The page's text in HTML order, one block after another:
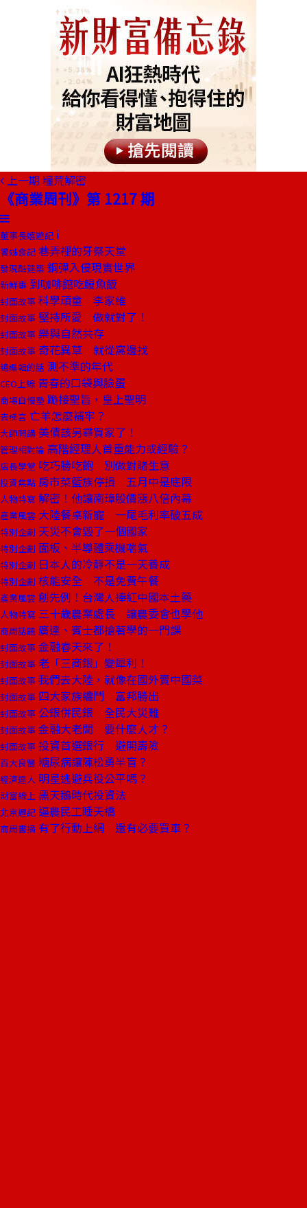
上一期 糧荒解密
《商業周刊》第 1217 期
董事長嬉遊記 i
饕姊食記 巷弄裡的牙祭天堂
發現酷建築 鋼彈入侵現實世界
新鮮事 到咖啡館吃鰻魚飯
封面故事 科學頑童 李家維
封面故事 堅持所愛 做就對了！
封面故事 樂與自然共存
封面故事 奇花異草 就從窩邊找
總編輯的話 測不準的年代
CEO上線 青春的口袋與臉蛋
商場自慢塾 跪接聖旨，皇上聖明
去梯言 亡羊怎麼補牢？
大師開講 美債該另尋買家了！
管理相對論 高階經理人首重能力或經驗？
店長學堂 吃巧勝吃飽 別做對賭生意
投資焦點 房市菜籃族停損 五月中是底限
人物特寫 解密！他讓南璋股價漲八倍內幕
產業風雲 大陸餐桌新寵 一尾毛利率破五成
特別企劃 天災不會毀了一個國家
特別企劃 面板、半導體乘機喘氣
特別企劃 日本人的冷靜不是一天養成
特別企劃 核能安全 不是免費午餐
產業風雲 創先例！台灣人捧紅中國本土藥
人物特寫 三十歲農業處長 讓農委會也學他
商周話題 廣達、賓士都搶著學的一門課
封面故事 金融春天來了！
封面故事 老「三商銀」變犀利！
封面故事 我們去大陸，就像在國外賣中國菜
封面故事 四大家族纏鬥 富邦勝出
封面故事 公銀併民銀 全民大災難
封面故事 金融大老闆 要什麼人才？
封面故事 投資首選銀行 避開壽險
百大良醫 糖尿病讓陳松勇半盲？
經濟達人 明星逃避兵役公平嗎？
財富線上 黑天鵝時代投資法
北京週記 逼農民工睡天橋
商周書摘 有了行動上網 還有必要買車？